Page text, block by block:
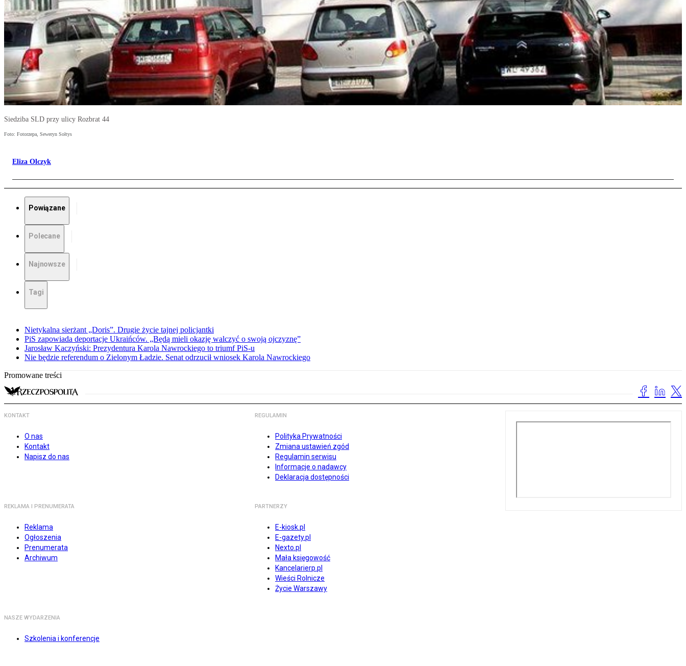
Siedziba SLD przy ulicy Rozbrat 44
Foto: Fotorzepa, Seweryn Sołtys
Eliza Olczyk
Powiązane
Polecane
Najnowsze
Tagi
Nietykalna sierżant „Doris”. Drugie życie tajnej policjantki
PiS zapowiada deportacje Ukraińców. „Będą mieli okazję walczyć o swoją ojczyznę”
Jarosław Kaczyński: Prezydentura Karola Nawrockiego to triumf PiS-u
Nie będzie referendum o Zielonym Ładzie. Senat odrzucił wniosek Karola Nawrockiego
Promowane treści
KONTAKT
O nas
Kontakt
Napisz do nas
REGULAMIN
Polityka Prywatności
Zmiana ustawień zgód
Regulamin serwisu
Informacje o nadawcy
Deklaracja dostępności
REKLAMA I PRENUMERATA
Reklama
Ogłoszenia
Prenumerata
Archiwum
PARTNERZY
E-kiosk.pl
E-gazety.pl
Nexto.pl
Mała księgowość
Kancelarierp.pl
Wieści Rolnicze
Życie Warszawy
NASZE WYDARZENIA
Szkolenia i konferencje